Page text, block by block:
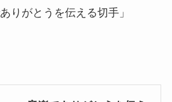
りがとうを伝える切手」